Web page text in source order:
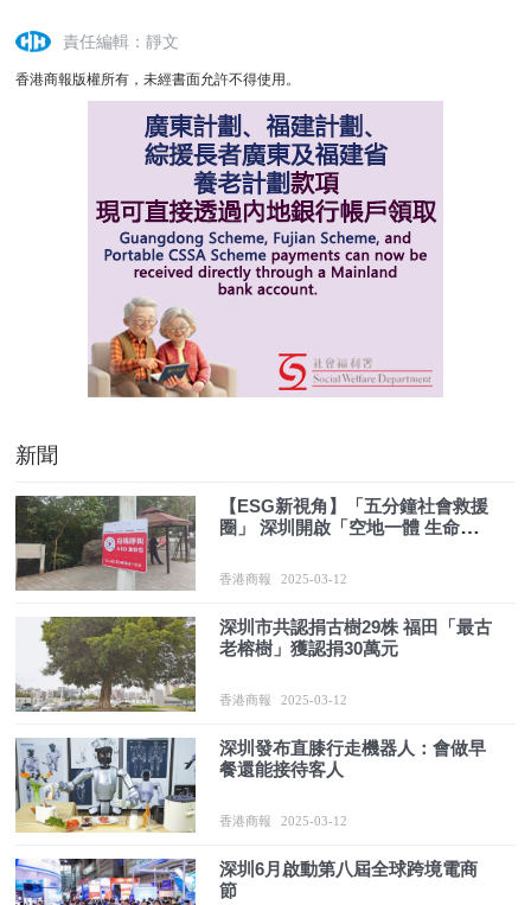
責任編輯：靜文
香港商報版權所有，未經書面允許不得使用。
新聞
【ESG新視角】「五分鐘社會救援
圈」 深圳開啟「空地一體 生命至
香港商報 2025-03-12
深圳市共認捐古樹29株 福田「最古
老榕樹」獲認捐30萬元
香港商報 2025-03-12
深圳發布直膝行走機器人：會做早
餐還能接待客人
香港商報 2025-03-12
深圳6月啟動第八屆全球跨境電商
節